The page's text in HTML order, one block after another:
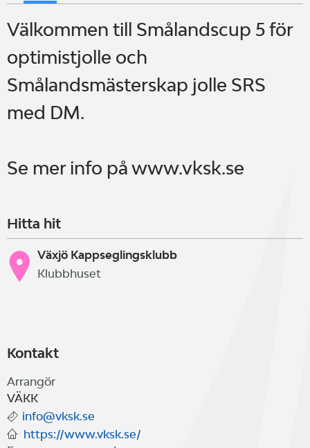
Välkommen till Smålandscup 5 för
optimistjolle och
Smålandsmästerskap jolle SRS
med DM.
Se mer info på www.vksk.se
Hitta hit
Växjö Kappseglingsklubb
Klubbhuset
Kontakt
Arrangör
VÄKK
info@vksk.se
https://www.vksk.se/